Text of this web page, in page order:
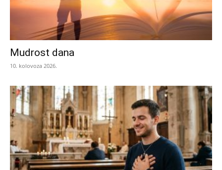
Mudrost dana
10. kolovoza 2026.